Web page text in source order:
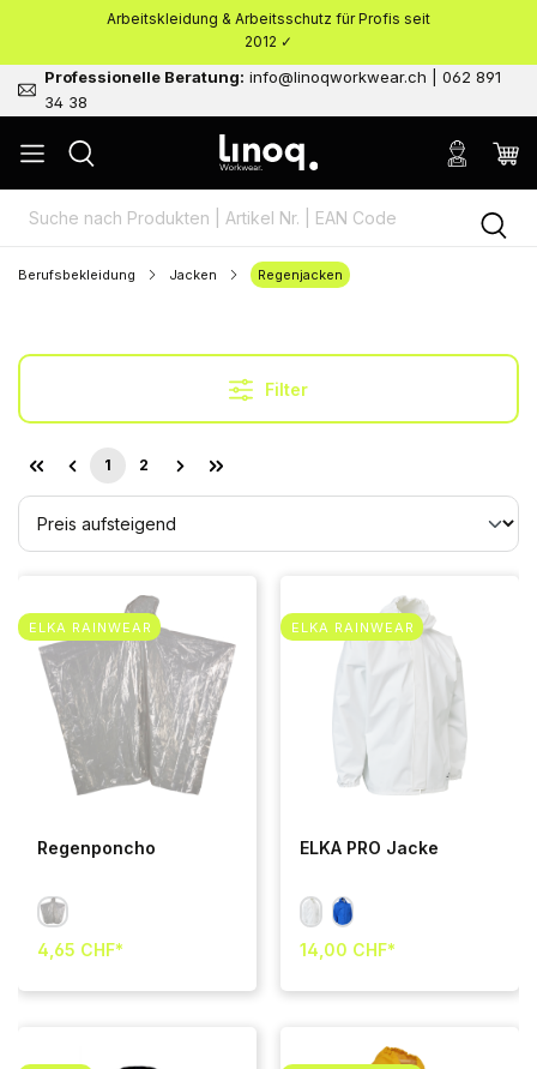
springenArbeitskleidung & Arbeitsschutz für Profis seit
2012 ✓
Professionelle Beratung: info@linoqworkwear.ch | 062 891
34 38
Berufsbekleidung Jacken Regenjacken
Filter
1 2
ELKA RAINWEAR
Regenponcho
4,65 CHF*
ELKA RAINWEAR
ELKA PRO Jacke
14,00 CHF*